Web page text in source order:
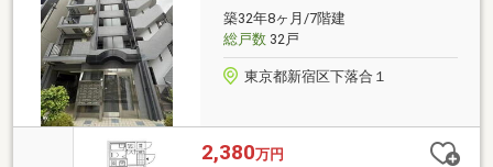
築32年8ヶ月/7階建
総戸数32戸
東京都新宿区下落合１
2,380万円